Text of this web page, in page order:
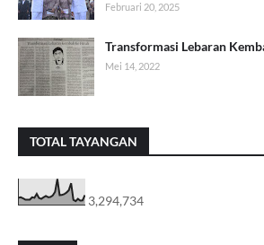
Februari 20, 2025
Transformasi Lebaran
Mei 14, 2022
TOTAL TAYANGAN
3,294,734